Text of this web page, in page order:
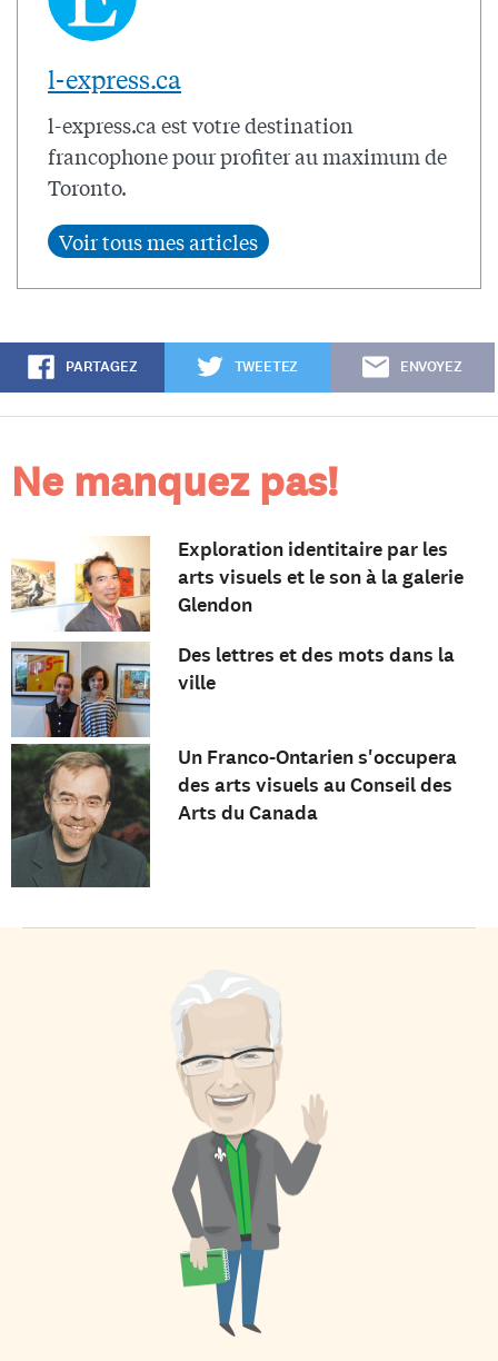
l-express.ca
l-express.ca est votre destination
francophone pour profiter au maximum de
Toronto.
PARTAGEZ TWEETEZ ENVOYEZ
Ne manquez pas!
Exploration identitaire par les
arts visuels et le son à la galerie
Glendon
Des lettres et des mots dans la
ville
Un Franco-Ontarien s'occupera
des arts visuels au Conseil des
Arts du Canada